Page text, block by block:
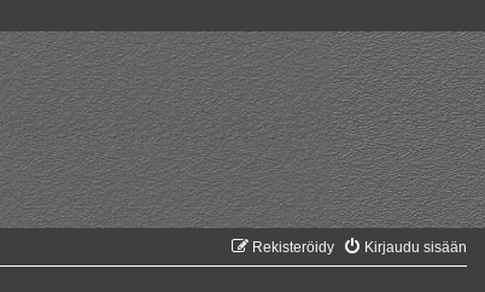
Kirjaudu sisään
Rekisteröidy